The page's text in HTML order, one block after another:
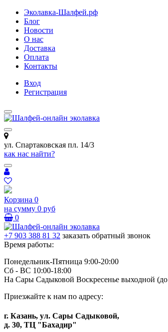
Эколавка-Шалфей.рф
Блог
Новости
О нас
Доставка
Оплата
Контакты
Вход
Регистрация
ул. Спартаковская пл. 14/3
как нас найти?
Корзина 0
на сумму 0 руб
0
+7 903 388 81 32 заказать обратный звонок
Время работы:
Понедельник-Пятница 9:00-20:00
Сб - ВС 10:00-18:00
На Сары Садыковой Воскресенье выходной (до
Приезжайте к нам по адресу:
г. Казань, ул. Сары Садыковой,
д. 30, ТЦ "Бахадир"